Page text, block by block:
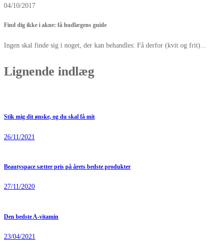
04/10/2017
Find dig ikke i akne: få hudlægens guide
Ingen skal finde sig i noget, der kan behandles: Få derfor (kvit og frit)...
Lignende indlæg
Stik mig dit ønske, og du skal få mit
26/11/2021
Beautyspace sætter pris på årets bedste produkter
27/11/2020
Den bedste A-vitamin
23/04/2021